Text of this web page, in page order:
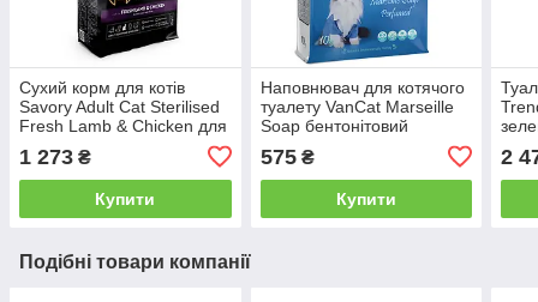
Сухий корм для котів
Savory Adult Cat Sterilised
Fresh Lamb & Chicken для
стерилізованих ягня курка
2 кг
1 273 ₴
Купити
Наповнювач для котячого
туалету VanCat Marseille
Soap бентонітовий
комкуючийся Марсельське
мило 10 кг
575₴
Купити
2
Подібні товари компанії